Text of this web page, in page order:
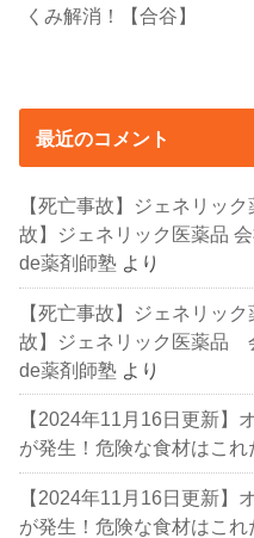
くみ解消！【合谷】
最近のコメント
【死亡事故】ジェネリッ
故】ジェネリック医薬品
de薬剤師塾 より
【死亡事故】ジェネリッ
故】ジェネリック医薬品
de薬剤師塾 より
【2024年11月16日更新】
が発生！危険な食材はこ
【2024年11月16日更新】
が発生！危険な食材はこ